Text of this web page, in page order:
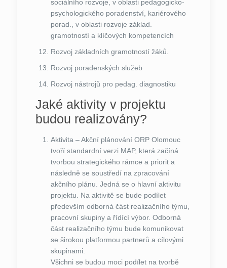
sociálního rozvoje, v oblasti pedagogicko-
psychologického poradenství, kariérového
porad., v oblasti rozvoje základ.
gramotností a klíčových kompetencích
Rozvoj základních gramotností žáků.
Rozvoj poradenských služeb
Rozvoj nástrojů pro pedag. diagnostiku
Jaké aktivity v projektu
budou realizovány?
Aktivita – Akční plánování ORP Olomouc
tvoří standardní verzi MAP, která začíná
tvorbou strategického rámce a priorit a
následně se soustředí na zpracování
akčního plánu. Jedná se o hlavní aktivitu
projektu. Na aktivitě se bude podílet
především odborná část realizačního týmu,
pracovní skupiny a řídící výbor. Odborná
část realizačního týmu bude komunikovat
se širokou platformou partnerů a cílovými
skupinami.
Všichni se budou moci podílet na tvorbě